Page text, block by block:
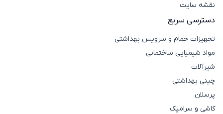
نقشه سایت
دسترسی سریع
تجهیزات حمام و سرویس بهداشتی
مواد شیمیایی ساختمانی
شیرآلات
چینی بهداشتی
پرسلان
کاشی و سرامیک